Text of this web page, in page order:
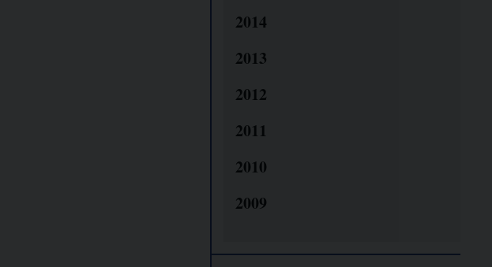
2014
2013
2012
2011
2010
2009